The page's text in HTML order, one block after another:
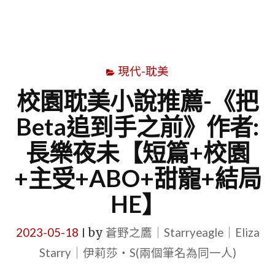
現代-耽美
校園耽美小說推薦-《把
Beta追到手之前》作者:
長樂夜未【短篇+校園
+主受+ABO+甜寵+結局
HE】
2023-05-18 by 蒼野之鷹｜Starryeagle｜Eliza
Starry｜伊莉莎・S(兩個筆名為同一人)